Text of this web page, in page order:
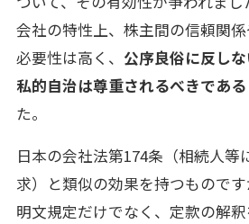
会社の特性上、株主間の信頼関
必要性は高く、 公序良俗に反し
私的自治は尊重されるべきであ
た。
日本の会社法第174条（相続人等
求）と類似の効果を持つもので
明文規定だけでなく、定款の解